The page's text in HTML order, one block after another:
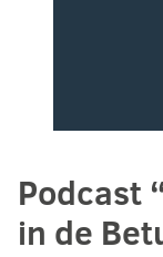
Podcast
in de